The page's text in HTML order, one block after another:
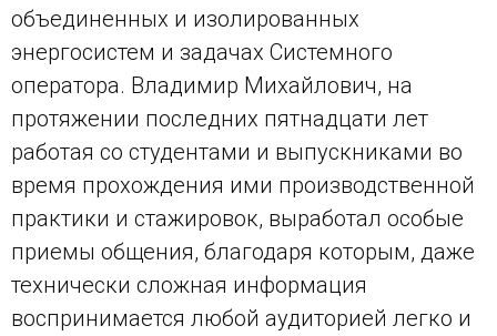
объединенных и изолированных
энергосистем и задачах Системного
оператора. Владимир Михайлович, на
протяжении последних пятнадцати лет
работая со студентами и выпускниками во
время прохождения ими производственной
практики и стажировок, выработал особые
приемы общения, благодаря которым, даже
технически сложная информация
воспринимается любой аудиторией легко и